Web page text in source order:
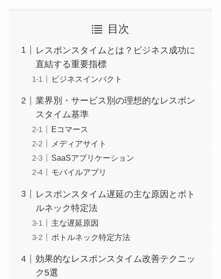
目次
レスポンスタイムとは？ビジネス成功に
直結する重要指標
ビジネスインパクト
業界別・サービス別の理想的なレスポン
スタイム基準
Eコマース
メディアサイト
SaaSアプリケーション
モバイルアプリ
レスポンスタイム遅延の主な原因とボト
ルネック特定法
主な遅延原因
ボトルネック特定方法
効果的なレスポンスタイム改善テクニッ
ク5選